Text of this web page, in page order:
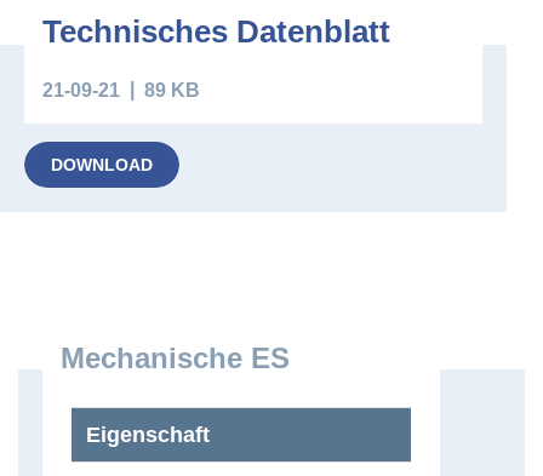
Technisches Datenblatt
21-09-21 89 KB
DOWNLOAD
Mechanische ES
Eigenschaft